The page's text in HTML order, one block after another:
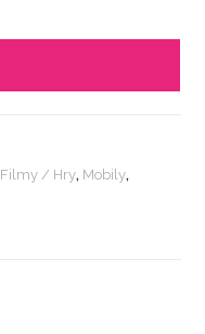
Filmy / Hry, Mobily,